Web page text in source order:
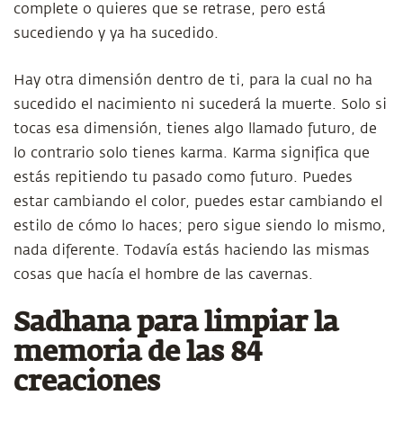
complete o quieres que se retrase, pero está
sucediendo y ya ha sucedido.
Hay otra dimensión dentro de ti, para la cual no ha
sucedido el nacimiento ni sucederá la muerte. Solo si
tocas esa dimensión, tienes algo llamado futuro, de
lo contrario solo tienes karma. Karma significa que
estás repitiendo tu pasado como futuro. Puedes
estar cambiando el color, puedes estar cambiando el
estilo de cómo lo haces; pero sigue siendo lo mismo,
nada diferente. Todavía estás haciendo las mismas
cosas que hacía el hombre de las cavernas.
Sadhana para limpiar la
memoria de las 84
creaciones